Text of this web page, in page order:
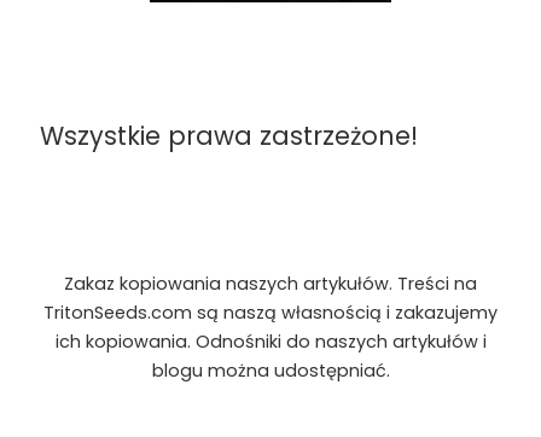
Wszystkie prawa zastrzeżone!
Zakaz kopiowania naszych artykułów. Treści na
TritonSeeds.com są naszą własnością i zakazujemy
ich kopiowania. Odnośniki do naszych artykułów i
blogu można udostępniać.